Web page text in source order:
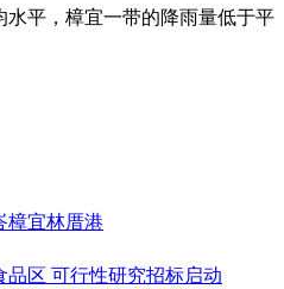
平，樟宜一带的降雨量低于平
樟宜林厝港
区 可行性研究招标启动